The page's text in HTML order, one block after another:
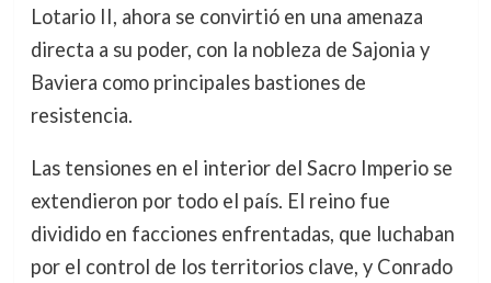
Lotario II, ahora se convirtió en una amenaza
directa a su poder, con la nobleza de Sajonia y
Baviera como principales bastiones de
resistencia.
Las tensiones en el interior del Sacro Imperio se
extendieron por todo el país. El reino fue
dividido en facciones enfrentadas, que luchaban
por el control de los territorios clave, y Conrado